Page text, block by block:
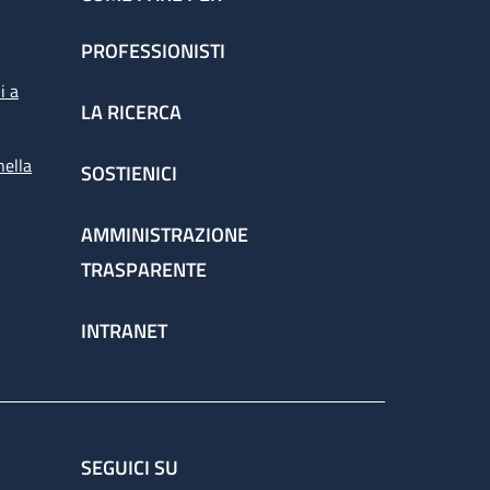
a
PROFESSIONISTI
LA RICERCA
SOSTIENICI
AMMINISTRAZIONE
TRASPARENTE
INTRANET
SEGUICI SU